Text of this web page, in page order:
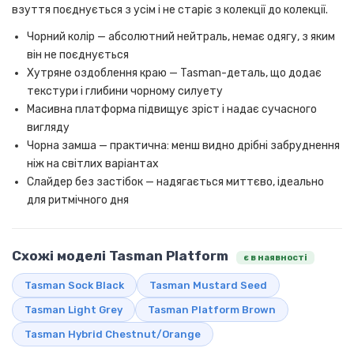
взуття поєднується з усім і не старіє з колекції до колекції.
Чорний колір — абсолютний нейтраль, немає одягу, з яким
він не поєднується
Хутряне оздоблення краю — Tasman-деталь, що додає
текстури і глибини чорному силуету
Масивна платформа підвищує зріст і надає сучасного
вигляду
Чорна замша — практична: менш видно дрібні забруднення
ніж на світлих варіантах
Слайдер без застібок — надягається миттєво, ідеально
для ритмічного дня
Схожі моделі Tasman Platform є в наявності
Tasman Sock Black Tasman Mustard Seed
Tasman Light Grey Tasman Platform Brown
Tasman Hybrid Chestnut/Orange